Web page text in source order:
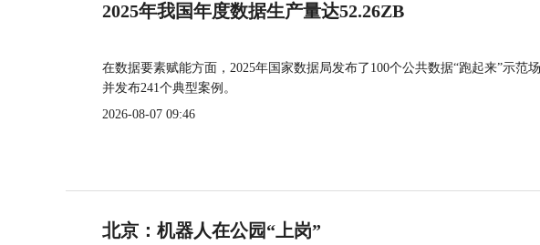
2025年我国年度数据生产量达52.26ZB
在数据要素赋能方面，2025年国家数据局发布了100个公共数据“跑起来”示范
并发布241个典型案例。
2026-08-07 09:46
北京：机器人在公园“上岗”